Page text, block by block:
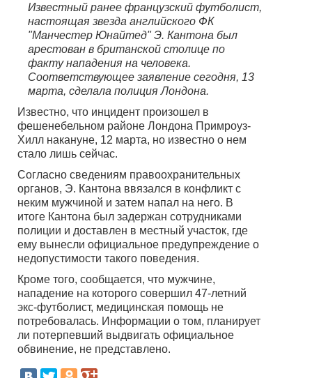
Известный ранее французский футболист,
настоящая звезда английского ФК
"Манчестер Юнайтед" Э. Кантона был
арестован в британской столице по
факту нападения на человека.
Соответствующее заявление сегодня, 13
марта, сделала полиция Лондона.
Известно, что инцидент произошел в
фешенебельном районе Лондона Примроуз-
Хилл накануне, 12 марта, но известно о нем
стало лишь сейчас.
Согласно сведениям правоохранительных
органов, Э. Кантона ввязался в конфликт с
неким мужчиной и затем напал на него. В
итоге Кантона был задержан сотрудниками
полиции и доставлен в местный участок, где
ему вынесли официальное предупреждение о
недопустимости такого поведения.
Кроме того, сообщается, что мужчине,
нападение на которого совершил 47-летний
экс-футболист, медицинская помощь не
потребовалась. Информации о том, планирует
ли потерпевший выдвигать официальное
обвинение, не представлено.